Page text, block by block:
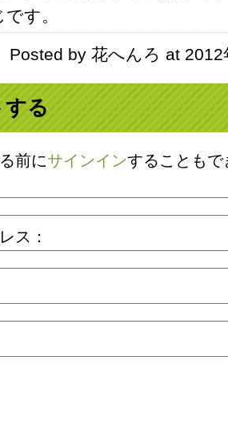
す。
Posted by 花へんろ at
する
前にサインインすることもで
ス：